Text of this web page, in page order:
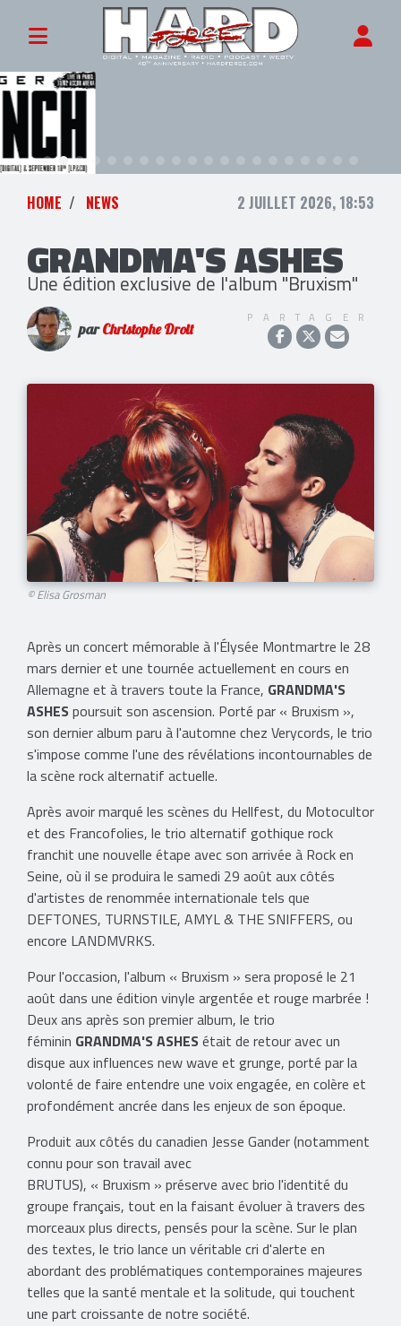
HOME NEWS 2 JUILLET 2026, 18:53
GRANDMA'S ASHES
Une édition exclusive de l'album "Bruxism"
parChristophe Droit
PARTAGER
© Elisa Grosman
Après un concert mémorable à l'Élysée Montmartre le 28
mars dernier et une tournée actuellement en cours en
Allemagne et à travers toute la France, GRANDMA'S
ASHESpoursuit son ascension. Porté par « Bruxism »,
son dernier album paru à l'automne chez Verycords, le trio
s'impose comme l'une des révélations incontournables de
la scène rock alternatif actuelle.
Après avoir marqué les scènes du Hellfest, du Motocultor
et des Francofolies, le trio alternatif gothique rock
franchit une nouvelle étape avec son arrivée à Rock en
Seine, où il se produira le samedi 29 août aux côtés
d'artistes de renommée internationale tels que
DEFTONES, TURNSTILE, AMYL & THE SNIFFERS, ou
encore LANDMVRKS.
Pour l'occasion, l'album « Bruxism » sera proposé le 21
août dans une édition vinyle argentée et rouge marbrée !
Deux ans après son premier album, le trio
féminin GRANDMA'S ASHESétait de retour avec un
disque aux influences new wave et grunge, porté par la
volonté de faire entendre une voix engagée, en colère et
profondément ancrée dans les enjeux de son époque.
Produit aux côtés du canadien Jesse Gander (notamment
connu pour son travail avec
BRUTUS), « Bruxism » préserve avec brio l'identité du
groupe français, tout en la faisant évoluer à travers des
morceaux plus directs, pensés pour la scène. Sur le plan
des textes, le trio lance un véritable cri d'alerte en
abordant des problématiques contemporaines majeures
telles que la santé mentale et la solitude, qui touchent
une part croissante de notre société.